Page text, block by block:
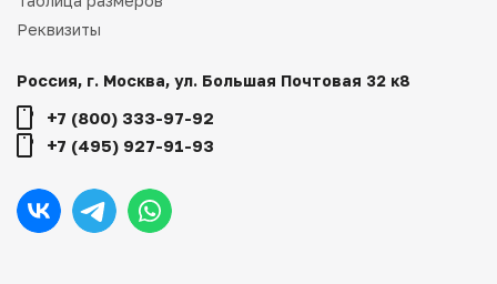
Реквизиты
Россия, г. Москва, ул. Большая Почтовая 32 к8
+7 (800) 333-97-92
+7 (495) 927-91-93